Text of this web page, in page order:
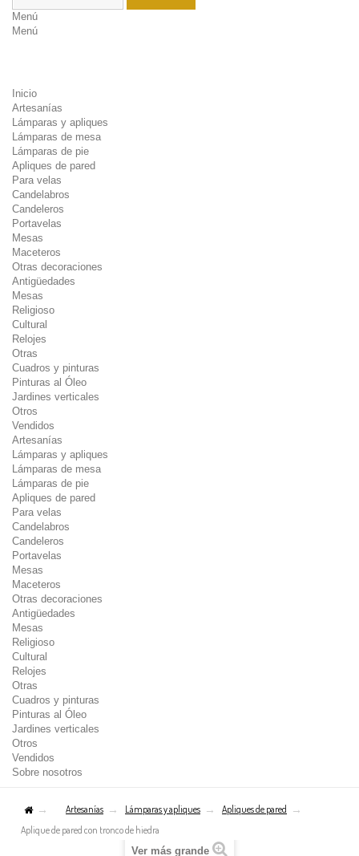
Menú
Menú
Inicio
Artesanías
Lámparas y apliques
Lámparas de mesa
Lámparas de pie
Apliques de pared
Para velas
Candelabros
Candeleros
Portavelas
Mesas
Maceteros
Otras decoraciones
Antigüedades
Mesas
Religioso
Cultural
Relojes
Otras
Cuadros y pinturas
Pinturas al Óleo
Jardines verticales
Otros
Vendidos
Artesanías
Lámparas y apliques
Lámparas de mesa
Lámparas de pie
Apliques de pared
Para velas
Candelabros
Candeleros
Portavelas
Mesas
Maceteros
Otras decoraciones
Antigüedades
Mesas
Religioso
Cultural
Relojes
Otras
Cuadros y pinturas
Pinturas al Óleo
Jardines verticales
Otros
Vendidos
Sobre nosotros
Artesanías Lámparas y apliques
Apliques de pared
Aplique de pared con tronco de hiedra
Ver más grande